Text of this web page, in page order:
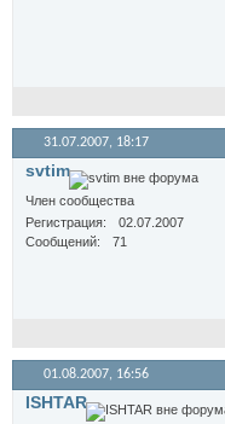
31.07.2007, 18:17
svtim
Член сообщества
Регистрация
02.07.2007
Сообщений
71
01.08.2007, 16:56
ISHTAR